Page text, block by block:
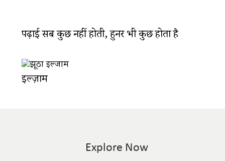
पढ़ाई सब कुछ नहीं होती, हुनर भी कुछ होता है
इल्ज़ाम
Explore Now